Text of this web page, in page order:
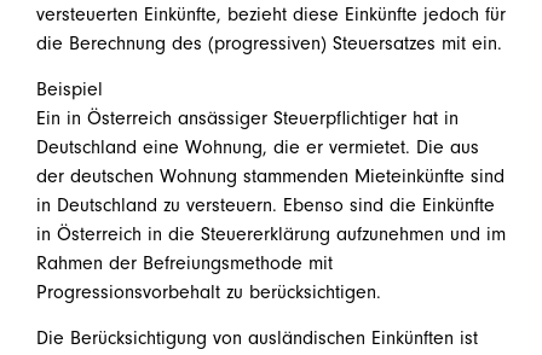
versteuerten Einkünfte, bezieht diese Einkünfte jedoch für
die Berechnung des (progressiven) Steuersatzes mit ein.
Beispiel
Ein in Österreich ansässiger Steuerpflichtiger hat in
Deutschland eine Wohnung, die er vermietet. Die aus
der deutschen Wohnung stammenden Mieteinkünfte sind
in Deutschland zu versteuern. Ebenso sind die Einkünfte
in Österreich in die Steuererklärung aufzunehmen und im
Rahmen der Befreiungsmethode mit
Progressionsvorbehalt zu berücksichtigen.
Die Berücksichtigung von ausländischen Einkünften ist